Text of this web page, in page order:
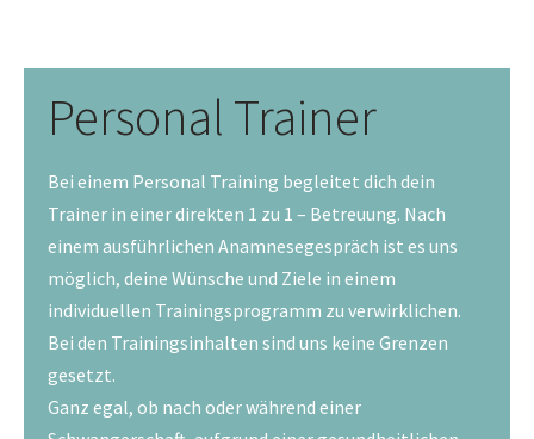
Personal Trainer
Bei einem Personal Training begleitet dich dein
Trainer in einer direkten 1 zu 1 – Betreuung. Nach
einem ausführlichen Anamnesegespräch ist es uns
möglich, deine Wünsche und Ziele in einem
individuellen Trainingsprogramm zu verwirklichen.
Bei den Trainingsinhalten sind uns keine Grenzen
gesetzt.
Ganz egal, ob nach oder während einer